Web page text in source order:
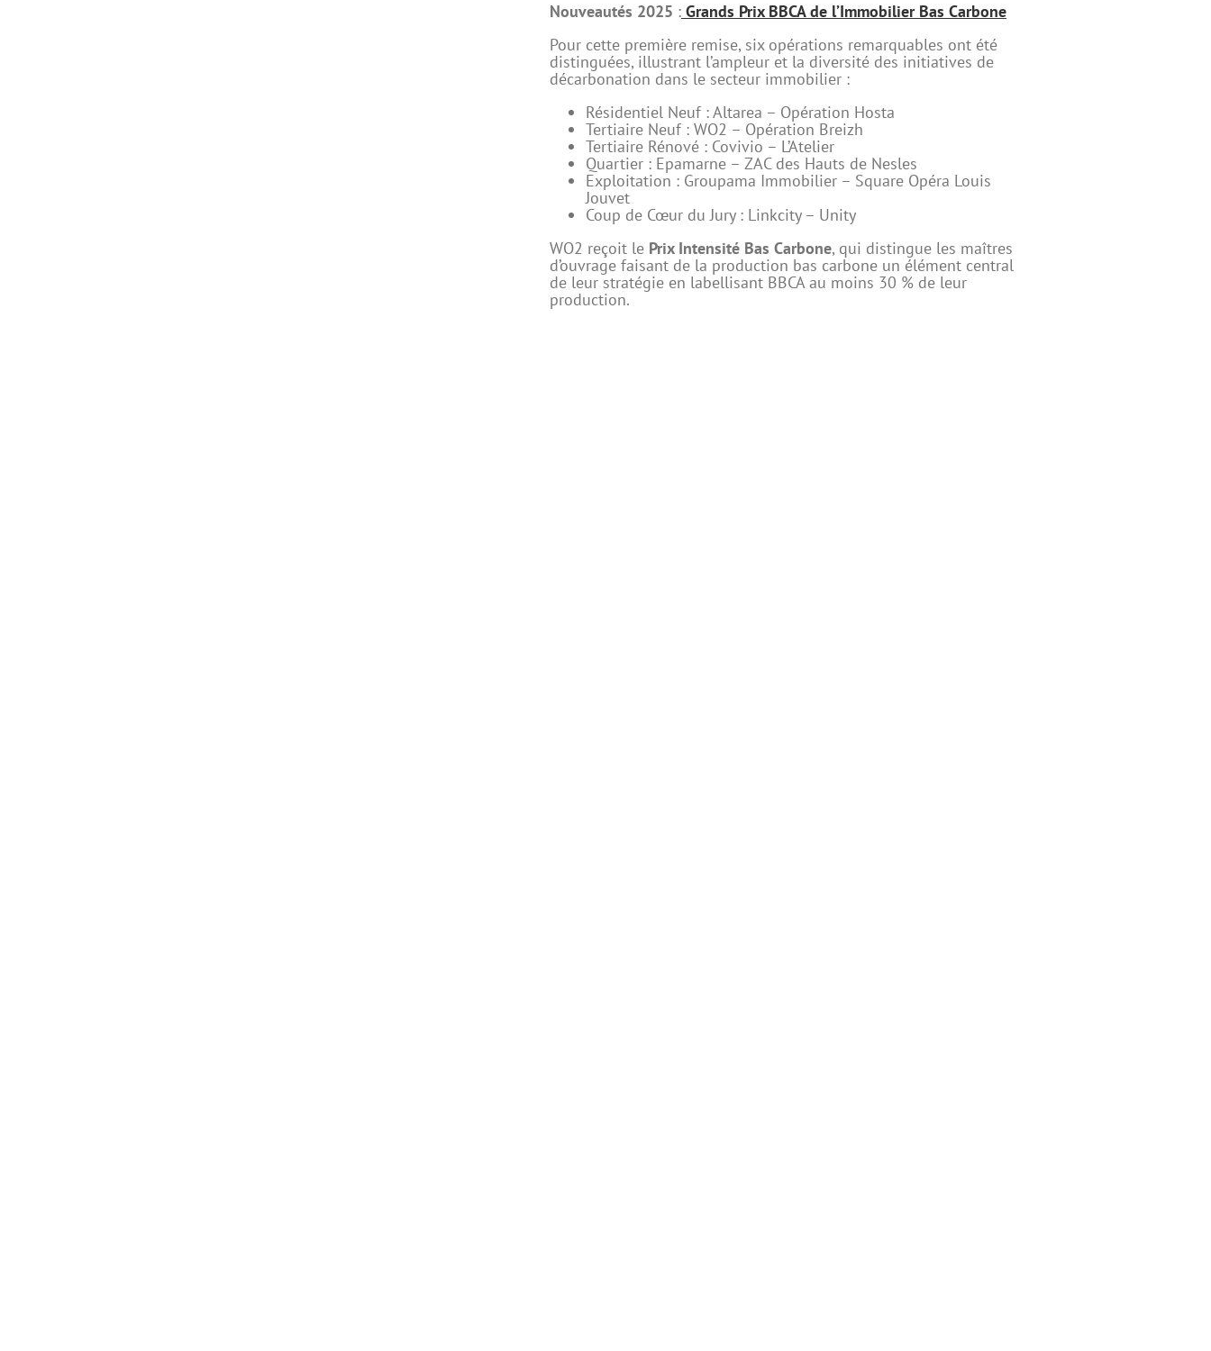
Nouveautés 2025 : Grands Prix BBCA de l’Immobilier Bas Carbone
Pour cette première remise, six opérations remarquables ont été
distinguées, illustrant l’ampleur et la diversité des initiatives de
décarbonation dans le secteur immobilier :
Résidentiel Neuf :Altarea – Opération Hosta
Tertiaire Neuf : WO2 – Opération Breizh
Tertiaire Rénové : Covivio – L’Atelier
Quartier : Epamarne – ZAC des Hauts de Nesles
Exploitation : Groupama Immobilier – Square Opéra Louis
Jouvet
Coup de Cœur du Jury : Linkcity – Unity
WO2 reçoit le Prix Intensité Bas Carbone, qui distingue les maîtres
d’ouvrage faisant de la production bas carbone un élément central
de leur stratégie en labellisant BBCA au moins 30 % de leur
production.